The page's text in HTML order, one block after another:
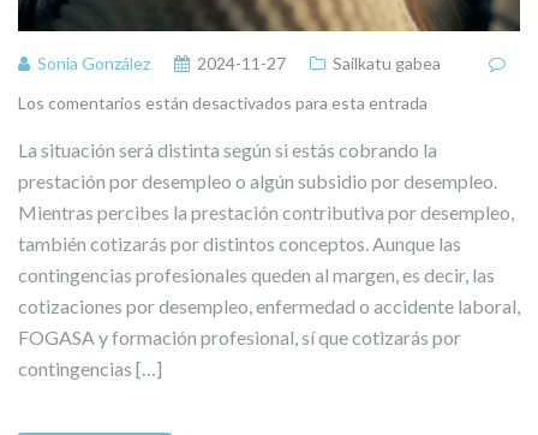
Sonia González 2024-11-27
Sailkatu gabea
Los comentarios están desactivados para esta entrada
La situación será distinta según si estás cobrando la
prestación por desempleo o algún subsidio por desempleo.
Mientras percibes la prestación contributiva por desempleo,
también cotizarás por distintos conceptos. Aunque las
contingencias profesionales queden al margen, es decir, las
cotizaciones por desempleo, enfermedad o accidente laboral,
FOGASA y formación profesional, sí que cotizarás por
contingencias […]